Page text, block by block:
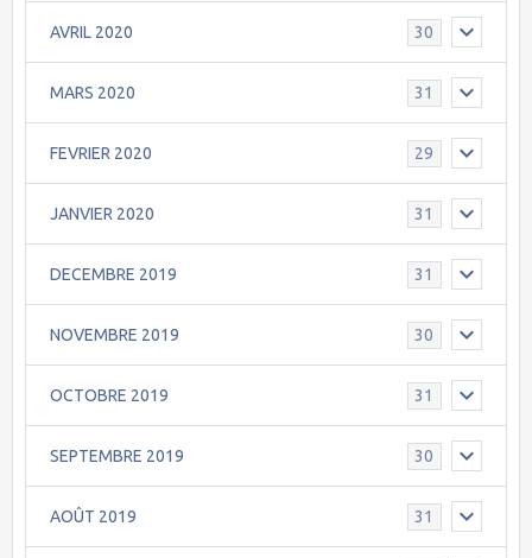
AVRIL 2020 30
MARS 2020 31
FEVRIER 2020 29
JANVIER 2020 31
DECEMBRE 2019 31
NOVEMBRE 2019 30
OCTOBRE 2019 31
SEPTEMBRE 2019 30
AOÛT 2019 31